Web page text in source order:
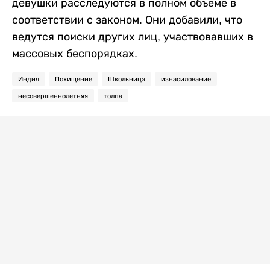
девушки расследуются в полном объеме в
соответствии с законом. Они добавили, что
ведутся поиски других лиц, участвовавших в
массовых беспорядках.
Индия Похищение Школьница изнасилование
несовершеннолетняя толпа